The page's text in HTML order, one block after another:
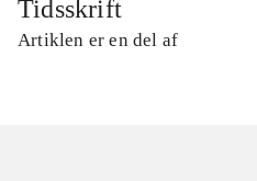
Tidsskrift
Artiklen er en del af